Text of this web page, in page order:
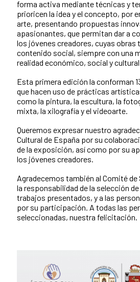
forma activa mediante técnicas y
prioricen la idea y el concepto, por
arte, presentando propuestas
apasionantes, que permitan dar a
los jóvenes creadores, cuyas obras
contenido social, siempre con una
realidad económico, social y
Esta primera edición la conforman
que hacen uso de prácticas
como la pintura, la escultura, la
mixta, la xilografía y el videoarte.
Queremos expresar nuestro
Cultural de España por su
de la exposición, así como por su
los jóvenes creadores.
Agradecemos también al Comité
la responsabilidad de la selección
trabajos presentados, y a las
por su participación. A todas las
seleccionadas, nuestra felicitación.